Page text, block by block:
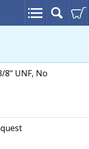
8" UNF, No